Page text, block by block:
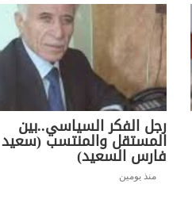
رجل الفكر السياسي..بين
المستقل والمنتسب (سعيد
فارس السعيد)
منذ يومين